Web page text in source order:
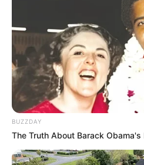
BUZZDAY
The Truth About Barack